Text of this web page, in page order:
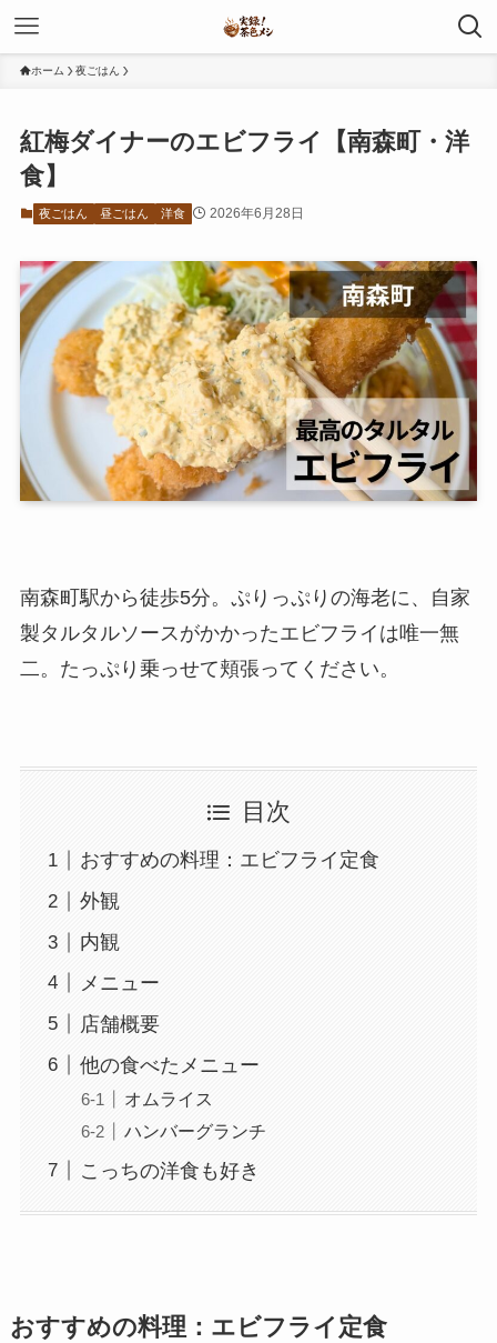
ホーム 夜ごはん
紅梅ダイナーのエビフライ【南森町・洋
食】
夜ごはん 昼ごはん 洋食 2026年6月28日
南森町駅から徒歩5分。ぷりっぷりの海老に、自家
製タルタルソースがかかったエビフライは唯一無
二。たっぷり乗っせて頬張ってください。
目次
おすすめの料理：エビフライ定食
外観
内観
メニュー
店舗概要
他の食べたメニュー
オムライス
ハンバーグランチ
こっちの洋食も好き
おすすめの料理：エビフライ定食